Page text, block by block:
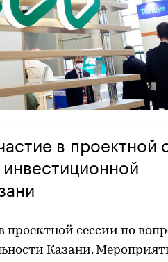
в проектной
проектной сессии по
Казани.